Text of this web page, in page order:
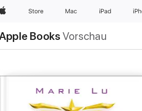
Apple Store Mac iPad
Books Vorschau